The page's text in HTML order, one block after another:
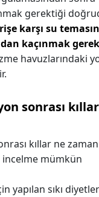
gerektiği
karşı su
kaçınmak
havuzlarındaki
sonrası
kıllar ne
mümkün
yapılan sıkı